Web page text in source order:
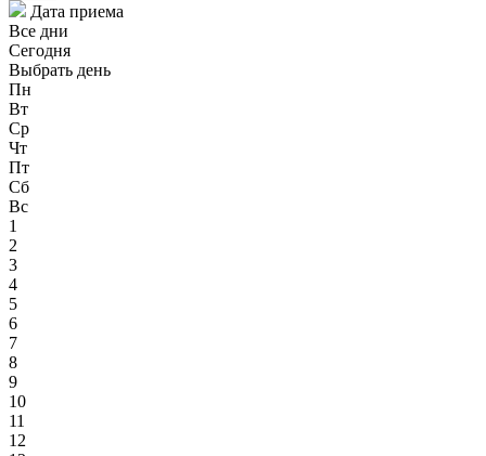
Дата приема
Все дни
Сегодня
Выбрать день
Пн
Вт
Ср
Чт
Пт
Сб
Вс
1
2
3
4
5
6
7
8
9
10
11
12